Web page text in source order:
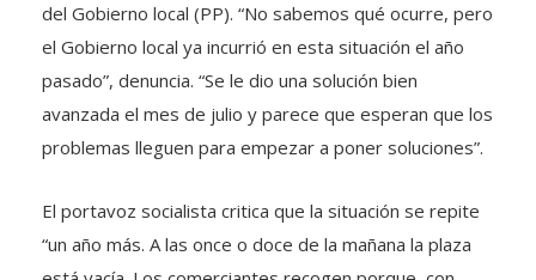
del Gobierno local (PP). “No sabemos qué ocurre, pero
el Gobierno local ya incurrió en esta situación el año
pasado”, denuncia. “Se le dio una solución bien
avanzada el mes de julio y parece que esperan que los
problemas lleguen para empezar a poner soluciones”.
El portavoz socialista critica que la situación se repite
“un año más. A las once o doce de la mañana la plaza